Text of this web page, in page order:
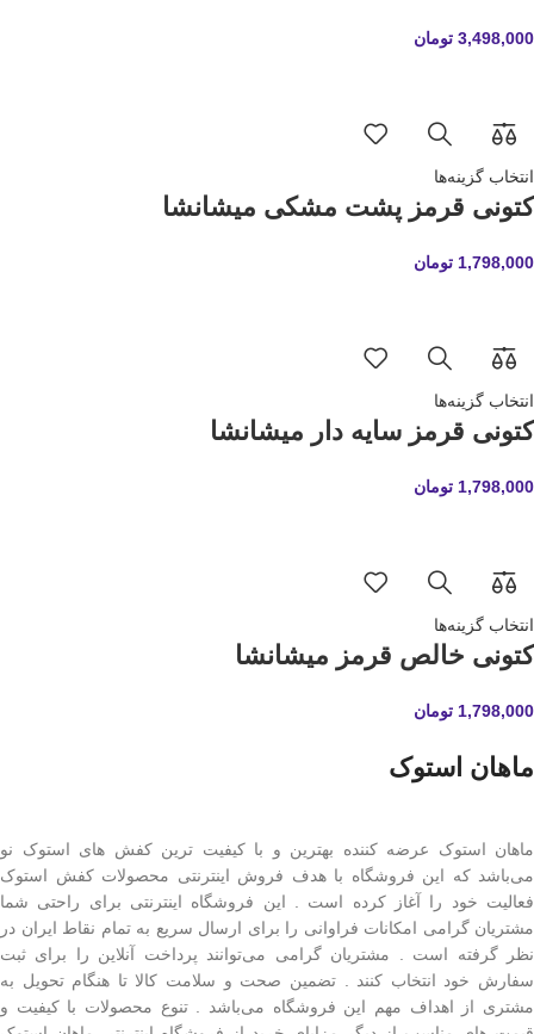
3,498,000 تومان
انتخاب گزینه‌ها
کتونی قرمز پشت مشکی میشانشا
1,798,000 تومان
انتخاب گزینه‌ها
کتونی قرمز سایه دار میشانشا
1,798,000 تومان
انتخاب گزینه‌ها
کتونی خالص قرمز میشانشا
1,798,000 تومان
ماهان استوک
ماهان استوک عرضه کننده بهترین و با کیفیت ترین کفش های استوک نو
می‌باشد که این فروشگاه با هدف فروش اینترنتی محصولات کفش استوک
فعالیت خود را آغاز کرده است . این فروشگاه اینترنتی برای راحتی شما
مشتریان گرامی امکانات فراوانی را برای ارسال سریع به تمام نقاط ایران در
نظر گرفته است . مشتریان گرامی می‌توانند پرداخت آنلاین را برای ثبت
سفارش خود انتخاب کنند . تضمین صحت و سلامت کالا تا هنگام تحویل به
مشتری از اهداف مهم این فروشگاه می‌باشد . تنوع محصولات با کیفیت و